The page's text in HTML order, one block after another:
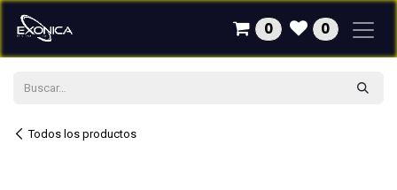
Ir al contenido
0 0
Todos los productos